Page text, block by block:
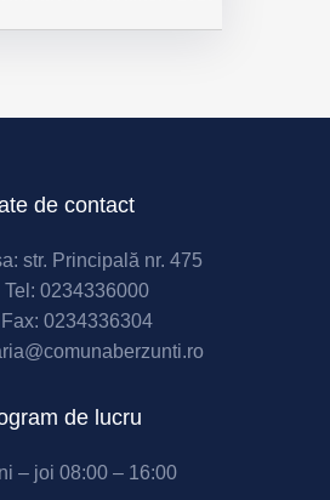
de contact
str. Principală nr. 475
Tel: 0234336000
Fax: 0234336304
de lucru
– joi 08:00 – 16:00